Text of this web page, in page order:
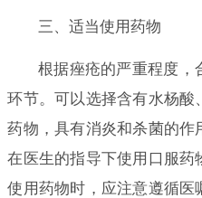
三、适当使用药物
根据痤疮的严重程度，
环节。可以选择含有水杨酸
药物，具有消炎和杀菌的作
在医生的指导下使用口服药
使用药物时，应注意遵循